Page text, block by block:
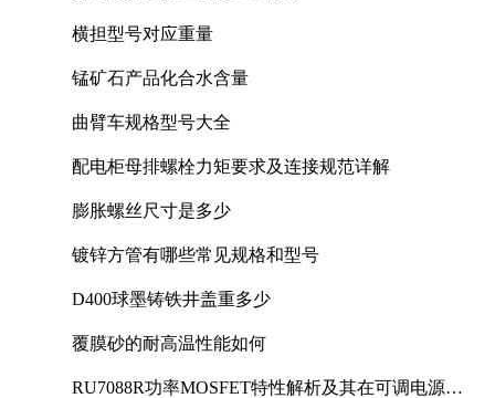
横担型号对应重量
锰矿石产品化合水含量
曲臂车规格型号大全
配电柜母排螺栓力矩要求及连接规范详解
膨胀螺丝尺寸是多少
镀锌方管有哪些常见规格和型号
D400球墨铸铁井盖重多少
覆膜砂的耐高温性能如何
RU7088R功率MOSFET特性解析及其在可调电源设